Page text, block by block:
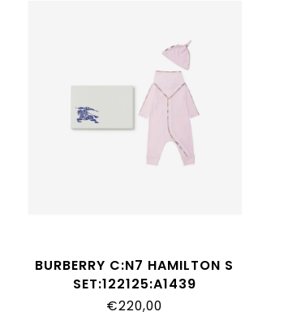
BURBERRY C:N7 HAMILTON S
SET:122125:A1439
€220,00